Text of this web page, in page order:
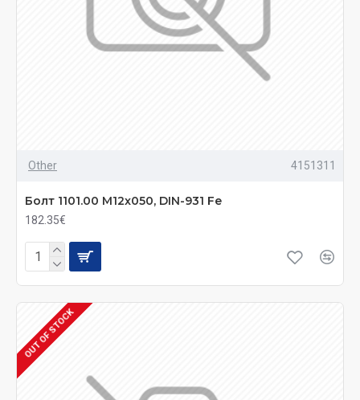
Other 4151311
Болт 1101.00 M12x050, DIN-931 Fe
182.35€
OUT OF STOCK